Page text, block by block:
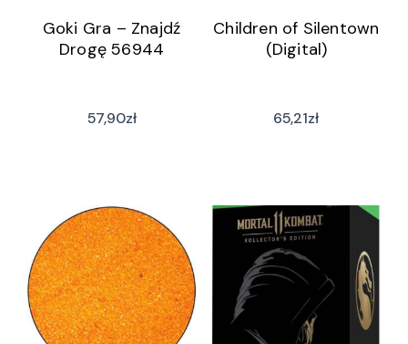
Goki Gra – Znajdź
Drogę 56944
57,90zł
Children of Silentown
(Digital)
65,21zł